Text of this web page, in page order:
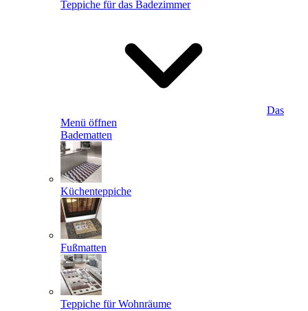
Teppiche für das Badezimmer
Das
Menü öffnen
Badematten
Küchenteppiche
Fußmatten
Teppiche für Wohnräume